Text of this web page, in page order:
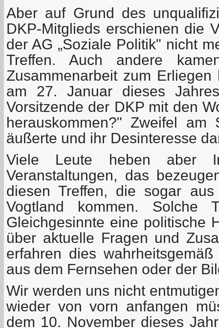
Aber auf Grund des
DKP-Mitglieds erschienen die
der AG „Soziale Politik" nicht
Treffen. Auch andere
Zusammenarbeit zum
am 27. Januar dieses
Vorsitzende der DKP mit den
herauskommen?" Zweifel am
äußerte und ihr Desinteresse
Viele Leute heben aber
Veranstaltungen, das
diesen Treffen, die sogar
Vogtland kommen. Solche
Gleichgesinnte eine politische
über aktuelle Fragen und
erfahren dies
aus dem Fernsehen oder der
Wir werden uns nicht
wieder von vorn anfangen
dem 10. November dieses